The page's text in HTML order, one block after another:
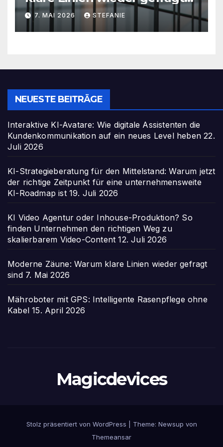
sind
7. MAI 2026 STEFANIE
NEUESTE BEITRÄGE
Interaktive KI-Avatare: Wie digitale Assistenten die
Kundenkommunikation auf ein neues Level heben 22.
Juli 2026
KI-Strategieberatung für den Mittelstand: Warum jetzt
der richtige Zeitpunkt für eine unternehmensweite
KI-Roadmap ist 19. Juli 2026
KI Video Agentur oder Inhouse-Produktion? So
finden Unternehmen den richtigen Weg zu
skalierbarem Video-Content 12. Juli 2026
Moderne Zäune: Warum klare Linien wieder gefragt
sind 7. Mai 2026
Mähroboter mit GPS: Intelligente Rasenpflege ohne
Kabel 15. April 2026
Magicdevices
Stolz präsentiert von WordPress
Theme: Newsup von
Themeansar